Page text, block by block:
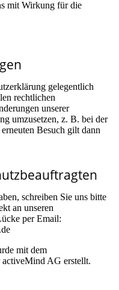
mit Wirkung für die
gelegentlich
rechtlichen
unserer
umzusetzen, z. B. bei der
Besuch gilt dann
schreiben Sie uns bitte
an unseren
per Email:
mit dem
activeMind AG erstellt.